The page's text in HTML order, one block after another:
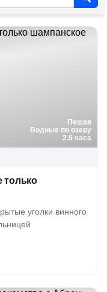
Пешая
Водные по озеру
2.5 часа
только
уголки винного